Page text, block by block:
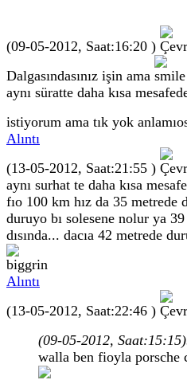
(09-05-2012, Saat:16:20 )
Dalgasındasınız işin ama
aynı süratte daha kısa
istiyorum ama tık yok
Alıntı
(13-05-2012, Saat:21:55 )
aynı surhat te daha kısa
fıo 100 km hız da 35 metrede
duruyo bı solesene nolur ya 39
dısında... dacıa 42 metrede
Alıntı
(13-05-2012, Saat:22:46 )
(09-05-2012, Saat:15:15)
walla ben fioyla porsche